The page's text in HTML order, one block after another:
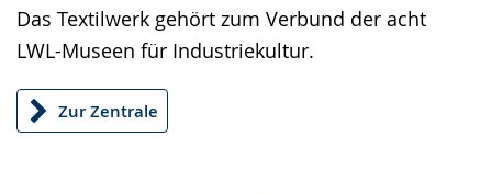
Das Textilwerk gehört zum Verbund der acht
LWL-Museen für Industriekultur.
Zur Zentrale
up
presenting
text
in